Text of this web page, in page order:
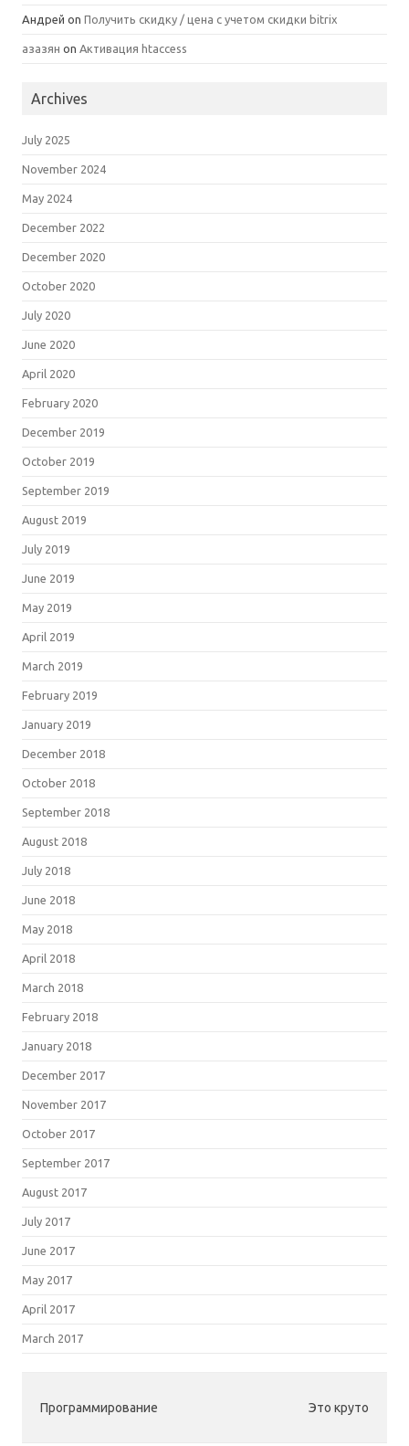
Андрей on Получить скидку / цена с учетом скидки bitrix
азазян on Активация htaccess
Archives
July 2025
November 2024
May 2024
December 2022
December 2020
October 2020
July 2020
June 2020
April 2020
February 2020
December 2019
October 2019
September 2019
August 2019
July 2019
June 2019
May 2019
April 2019
March 2019
February 2019
January 2019
December 2018
October 2018
September 2018
August 2018
July 2018
June 2018
May 2018
April 2018
March 2018
February 2018
January 2018
December 2017
November 2017
October 2017
September 2017
August 2017
July 2017
June 2017
May 2017
April 2017
March 2017
Программирование Это круто